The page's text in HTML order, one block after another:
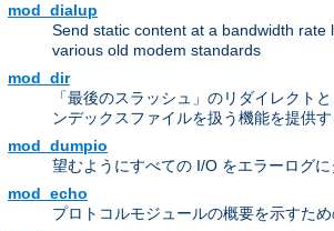
mod_dialup
Send static content at a bandwidth rate
various old modem standards
mod_dir
「最後のスラッシュ」のリダイレクト
ンデックスファイルを扱う機能を提供す
mod_dumpio
望むようにすべての I/O をエラーログ
mod_echo
プロトコルモジュールの概要を示すた